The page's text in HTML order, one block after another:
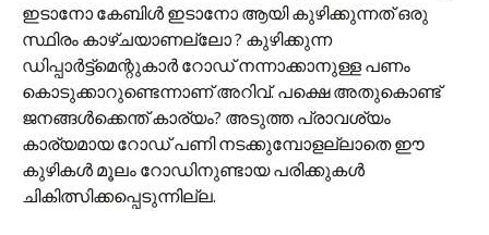
ഇടാനോ കേബിൾ ഇടാനോ ആയി കുഴിക്കുന്നത് ഒരു
സ്ഥിരം കാഴ്ചയാണല്ലോ ? കുഴിക്കുന്ന
ഡിപ്പാർട്ട്മെന്റുകാർ റോഡ് നന്നാക്കാനുള്ള പണം
കൊടുക്കാറുണ്ടെന്നാണ് അറിവ്. പക്ഷെ അതുകൊണ്ട്
ജനങ്ങൾക്കെന്ത് കാര്യം? അടുത്ത പ്രാവശ്യം
കാര്യമായ റോഡ് പണി നടക്കുമ്പോളല്ലാതെ ഈ
കുഴികൾ മൂലം റോഡിനുണ്ടായ പരിക്കുകൾ
ചികിത്സിക്കപ്പെടുന്നില്ല.